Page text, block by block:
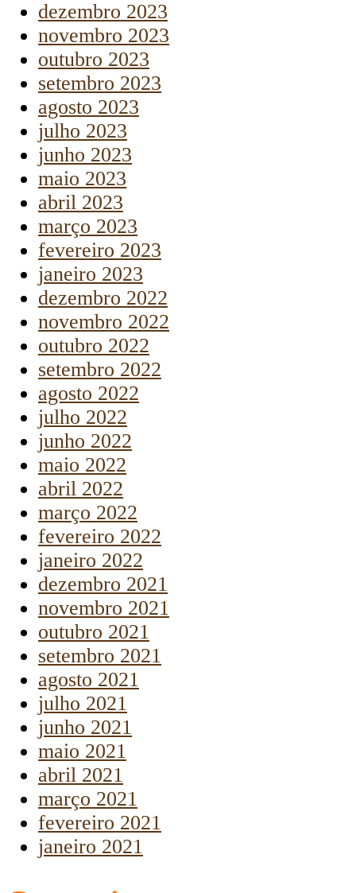
dezembro 2023
novembro 2023
outubro 2023
setembro 2023
agosto 2023
julho 2023
junho 2023
maio 2023
abril 2023
março 2023
fevereiro 2023
janeiro 2023
dezembro 2022
novembro 2022
outubro 2022
setembro 2022
agosto 2022
julho 2022
junho 2022
maio 2022
abril 2022
março 2022
fevereiro 2022
janeiro 2022
dezembro 2021
novembro 2021
outubro 2021
setembro 2021
agosto 2021
julho 2021
junho 2021
maio 2021
abril 2021
março 2021
fevereiro 2021
janeiro 2021